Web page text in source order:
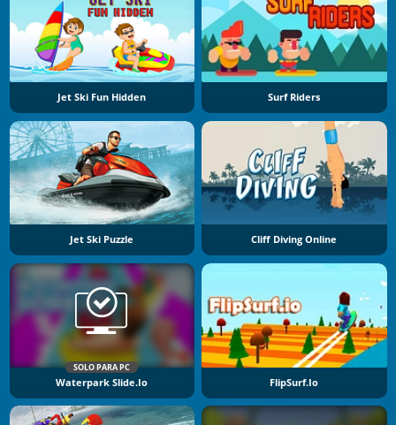
Jet Ski Fun Hidden Surf Riders
Jet Ski Puzzle Cliff Diving Online
SOLO PARA PC
Waterpark Slide.io FlipSurf.io